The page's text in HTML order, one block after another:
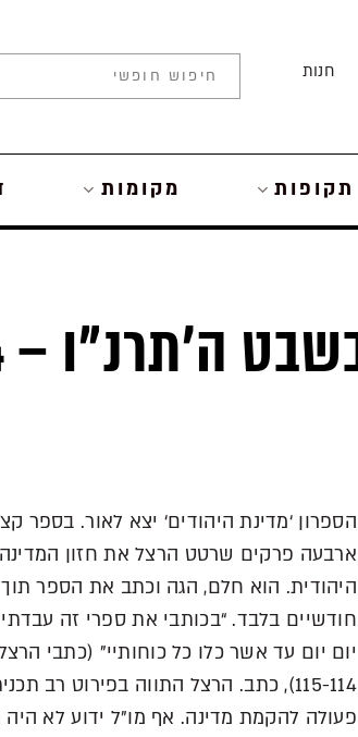
חנות
תקופות מקומות
הספרון ‘מדינת היהודים‘ יצא לאור. בספר
ארבעה פרקים שרטט הרצל את חזון המדינה
היהודית. הוא חלם, הגה וכתב את הספר תוך
חודשיים בלבד. “בכותבי את ספרי זה עבדתי
יום יום עד אשר כלו כל כוחותיי” (כתבי
115-114), כתב. הרצל התווה בפירוט רב
פעולה להקמת מדינה. אף מו”ל ידוע לא היה